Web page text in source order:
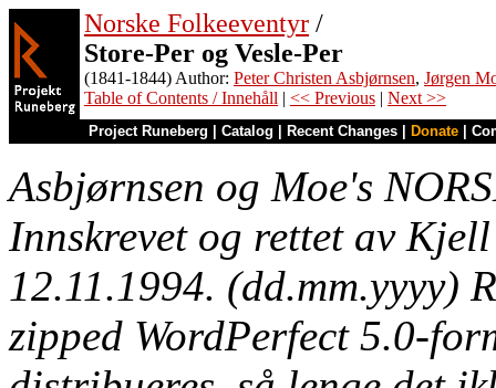
Norske Folkeeventyr /
Store-Per og Vesle-Per
(1841-1844) Author: Peter Christen Asbjørnsen, Jørgen
Table of Contents / Innehåll | << Previous | Next >>
Project Runeberg Catalog Recent Changes Donate
Asbjørnsen og Moe's
Innskrevet og rettet av
12.11.1994. (dd.mm.yyyy)
zipped WordPerfect 5.0-